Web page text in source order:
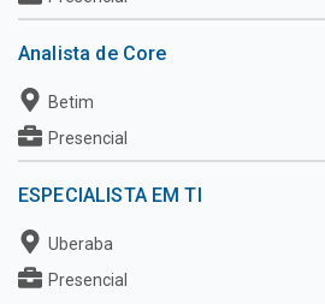
Analista de Core
Betim
Presencial
ESPECIALISTA EM TI
Uberaba
Presencial